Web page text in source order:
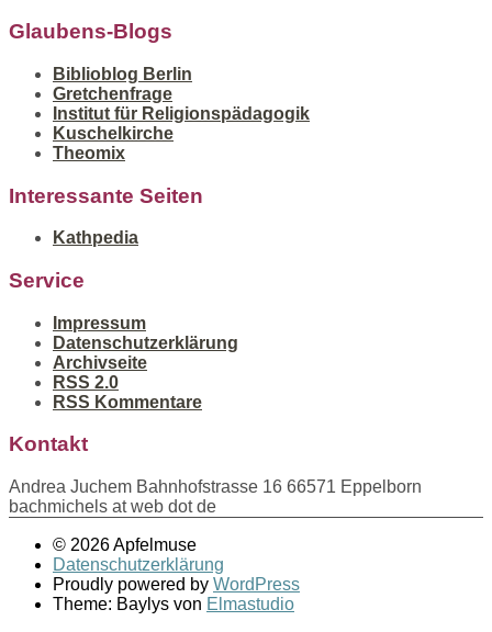
Glaubens-Blogs
Biblioblog Berlin
Gretchenfrage
Institut für Religionspädagogik
Kuschelkirche
Theomix
Interessante Seiten
Kathpedia
Service
Impressum
Datenschutzerklärung
Archivseite
RSS 2.0
RSS Kommentare
Kontakt
Andrea Juchem Bahnhofstrasse 16 66571 Eppelborn
bachmichels at web dot de
© 2026 Apfelmuse
Datenschutzerklärung
Proudly powered by WordPress
Theme: Baylys von Elmastudio